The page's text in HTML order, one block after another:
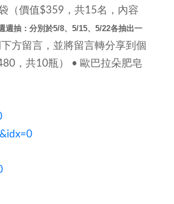
（價值$359，共15名，內容
週抽：分別於5/8、5/15、5/22各抽出一
方留言，並將留言轉分享到個
，共10瓶） • 歐巴拉朵肥皂